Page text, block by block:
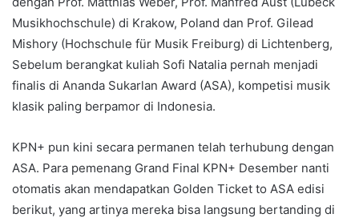
Musikhochschule) di Krakow, Poland dan Prof. Gilead
Mishory (Hochschule für Musik Freiburg) di Lichtenberg,
Sebelum berangkat kuliah Sofi Natalia pernah menjadi
finalis di Ananda Sukarlan Award (ASA), kompetisi musik
klasik paling berpamor di Indonesia.
KPN+ pun kini secara permanen telah terhubung dengan
ASA. Para pemenang Grand Final KPN+ Desember nanti
otomatis akan mendapatkan Golden Ticket to ASA edisi
berikut, yang artinya mereka bisa langsung bertanding di